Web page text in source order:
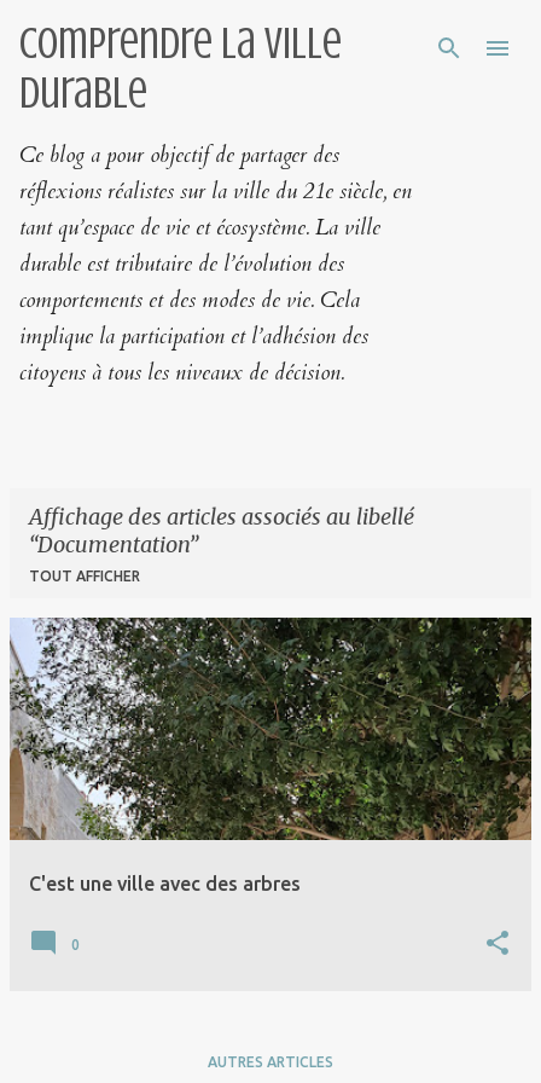
Accéder au contenu principal
Comprendre la ville
durable
Ce blog a pour objectif de partager des
réflexions réalistes sur la ville du 21e siècle, en
tant qu’espace de vie et écosystème. La ville
durable est tributaire de l’évolution des
comportements et des modes de vie. Cela
implique la participation et l’adhésion des
citoyens à tous les niveaux de décision.
Affichage des articles associés au libellé
Documentation
TOUT AFFICHER
A
r
t
c
C'est une ville avec des arbres
0
AUTRES ARTICLES